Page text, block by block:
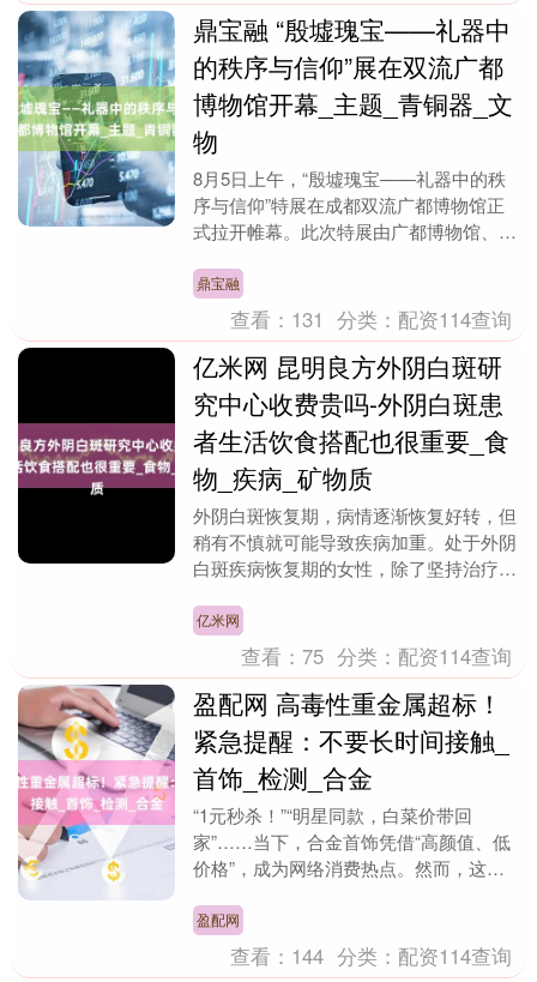
鼎宝融 “殷墟瑰宝——礼器中
的秩序与信仰”展在双流广都
博物馆开幕_主题_青铜器_文
物
8月5日上午，“殷墟瑰宝——礼器中的秩
序与信仰”特展在成都双流广都博物馆正
式拉开帷幕。此次特展由广都博物馆、安
对于传承和弘扬....
鼎宝融
查看： 131 分类： 配资114查询
亿米网 昆明良方外阴白斑研
究中心收费贵吗-外阴白斑患
者生活饮食搭配也很重要_食
物_疾病_矿物质
外阴白斑恢复期，病情逐渐恢复好转，但
稍有不慎就可能导致疾病加重。处于外阴
白斑疾病恢复期的女性，除了坚持治疗
关。 选择纤维类食....
亿米网
查看：75 分类： 配资114查询
盈配网 高毒性重金属超标！
紧急提醒：不要长时间接触_
首饰_检测_合金
“1元秒杀！”“明星同款，白菜价带回
家”……当下，合金首饰凭借“高颜值、低
价格”，成为网络消费热点。然而，这些
威胁到人们的身....
盈配网
查看： 144 分类： 配资114查询